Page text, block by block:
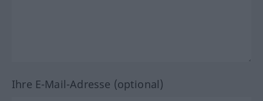
Ihre E-Mail-Adresse (optional)